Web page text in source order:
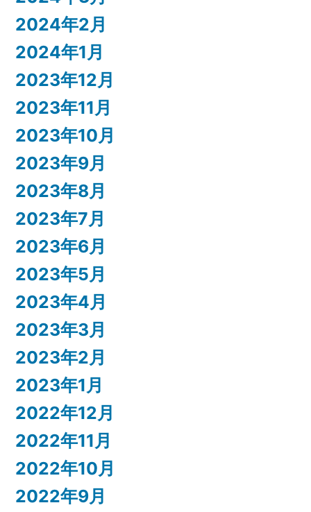
2024年2月
2024年1月
2023年12月
2023年11月
2023年10月
2023年9月
2023年8月
2023年7月
2023年6月
2023年5月
2023年4月
2023年3月
2023年2月
2023年1月
2022年12月
2022年11月
2022年10月
2022年9月